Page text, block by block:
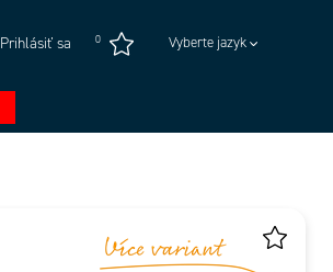
Prihlásiť sa 0 Vyberte jazyk